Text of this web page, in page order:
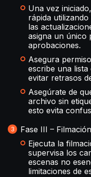
Una vez
rápida
las
asigna un único
aprobaciones.
Asegura
escribe una
evitar retrasos
Asegúrate de
archivo sin
esto evita
Fase III –
Ejecuta la
supervisa los
escenas no
limitaciones de